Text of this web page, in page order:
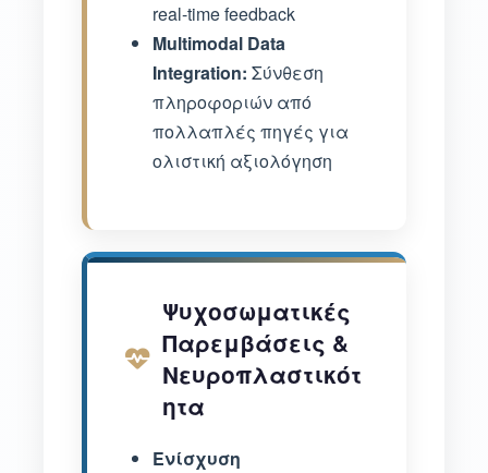
real-time feedback
Multimodal Data
Integration: Σύνθεση
πληροφοριών από
πολλαπλές πηγές για
ολιστική αξιολόγηση
Ψυχοσωματικές
Παρεμβάσεις &
Νευροπλαστικότ
ητα
Ενίσχυση